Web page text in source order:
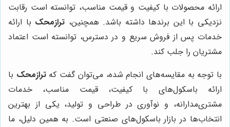
ارائه محصولات با کیفیت و قیمت مناسب، توانسته است رقابت
نزدیکی با این برندها داشته باشد. همچنین، ترازمحک با ارائه
خدمات پس از فروش سریع و در دسترس، توانسته است اعتماد
مشتریان را جلب کند.
با توجه به مقایسه‌های انجام شده، می‌توان گفت کهترازمحک با
ارائه باسکول‌های با کیفیت، قیمت مناسب، خدمات
مشتری‌مدارانه، و نوآوری در طراحی و تولید، یکی از بهترین
انتخاب‌ها در بازار باسکول‌های صنعتی است. به همین دلیل، ما